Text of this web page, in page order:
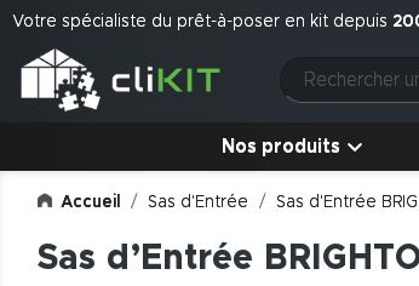
Votre spécialiste du prêt-à-poser en kit depuis
Nos produits
Accueil Sas d'Entrée Sas d'Entrée
Sas d’Entrée